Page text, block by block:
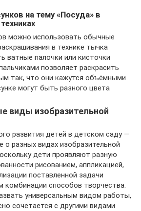
на тему «Посуда» в
можно использовать обычные
в технике тычка
ватные палочки или кисточки
позволяет раскрасить
так, что они кажутся объёмными
могут быть разного цвета
виды изобразительной
развития детей в детском саду —
о разных видах изобразительной
дети проявляют разную
рисованием, аппликацией,
поставленной задачи
комбинации способов творчества.
универсальным видом работы,
сочетается с другими видами